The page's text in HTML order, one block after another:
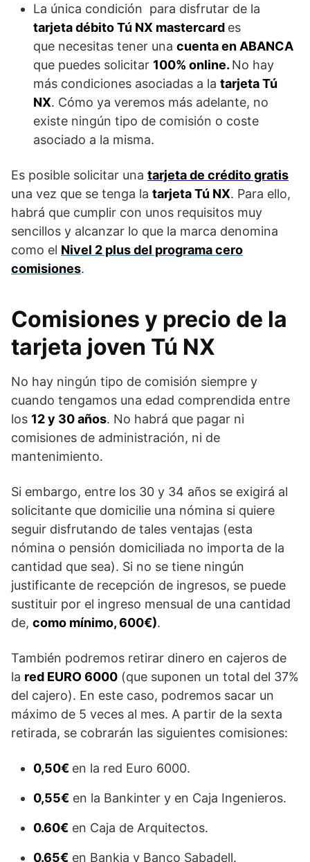
La única condición para disfrutar de la
tarjeta débito Tú NX mastercard es
que necesitas tener una cuenta en ABANCA
que puedes solicitar 100% online. No hay
más condiciones asociadas a la tarjeta Tú
NX. Cómo ya veremos más adelante, no
existe ningún tipo de comisión o coste
asociado a la misma.
Es posible solicitar una tarjeta de crédito gratis
una vez que se tenga la tarjeta Tú NX. Para ello,
habrá que cumplir con unos requisitos muy
sencillos y alcanzar lo que la marca denomina
como el Nivel 2 plus del programa cero
comisiones.
Comisiones y precio de la
tarjeta joven Tú NX
No hay ningún tipo de comisión siempre y
cuando tengamos una edad comprendida entre
los 12 y 30 años. No habrá que pagar ni
comisiones de administración, ni de
mantenimiento.
Si embargo, entre los 30 y 34 años se exigirá al
solicitante que domicilie una nómina si quiere
seguir disfrutando de tales ventajas (esta
nómina o pensión domiciliada no importa de la
cantidad que sea). Si no se tiene ningún
justificante de recepción de ingresos, se puede
sustituir por el ingreso mensual de una cantidad
de, como mínimo, 600€).
También podremos retirar dinero en cajeros de
la red EURO 6000 (que suponen un total del 37%
del cajero). En este caso, podremos sacar un
máximo de 5 veces al mes. A partir de la sexta
retirada, se cobrarán las siguientes comisiones:
0,50€ en la red Euro 6000.
0,55€ en la Bankinter y en Caja Ingenieros.
0.60€ en Caja de Arquitectos.
0.65€ en Bankia y Banco Sabadell.